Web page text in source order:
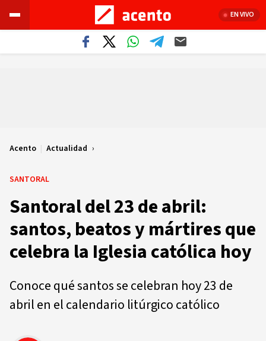
EN VIVO
Acento | Actualidad
SANTORAL
Santoral del 23 de abril:
santos, beatos y mártires que
celebra la Iglesia católica hoy
Conoce qué santos se celebran hoy 23 de
abril en el calendario litúrgico católico